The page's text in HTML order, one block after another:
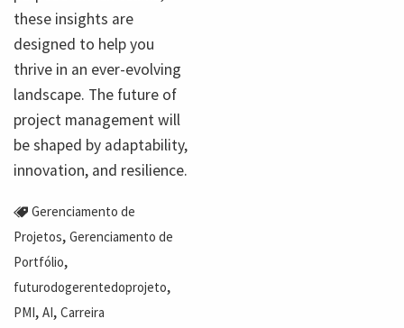
these insights are
designed to help you
thrive in an ever-evolving
landscape. The future of
project management will
be shaped by adaptability,
innovation, and resilience.
Gerenciamento de
Projetos, Gerenciamento de
Portfólio,
futurodogerentedoprojeto,
PMI, AI, Carreira